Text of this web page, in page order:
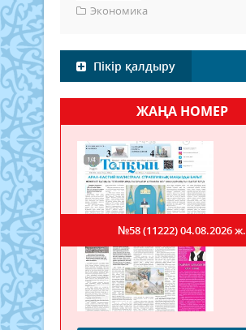
Экономика
Пікір қалдыру
ЖАҢА НОМЕР
№58 (11222)04.08.2026 ж.